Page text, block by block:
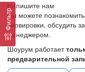
Фильтр
Напишите нам
Вы можете
сервировки, обсудить
менеджером.
Шоурум работает
предварительной